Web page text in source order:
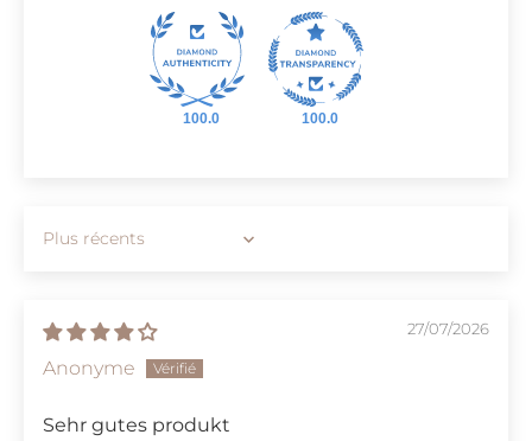
100.0 100.0
Sort by
27/07/2026
Anonyme
Sehr gutes produkt